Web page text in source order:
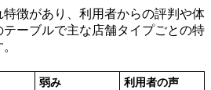
徴があり、利用者からの評判や体
ーブルで主な店舗タイプごとの特
弱み 利用者の声